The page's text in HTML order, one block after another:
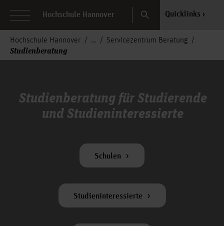
Hochschule Hannover Search Quicklinks
Hochschule Hannover Servicezentrum Beratung
Studienberatung
Studienberatung für Studierende
und Studieninteressierte
Schulen
Studieninteressierte